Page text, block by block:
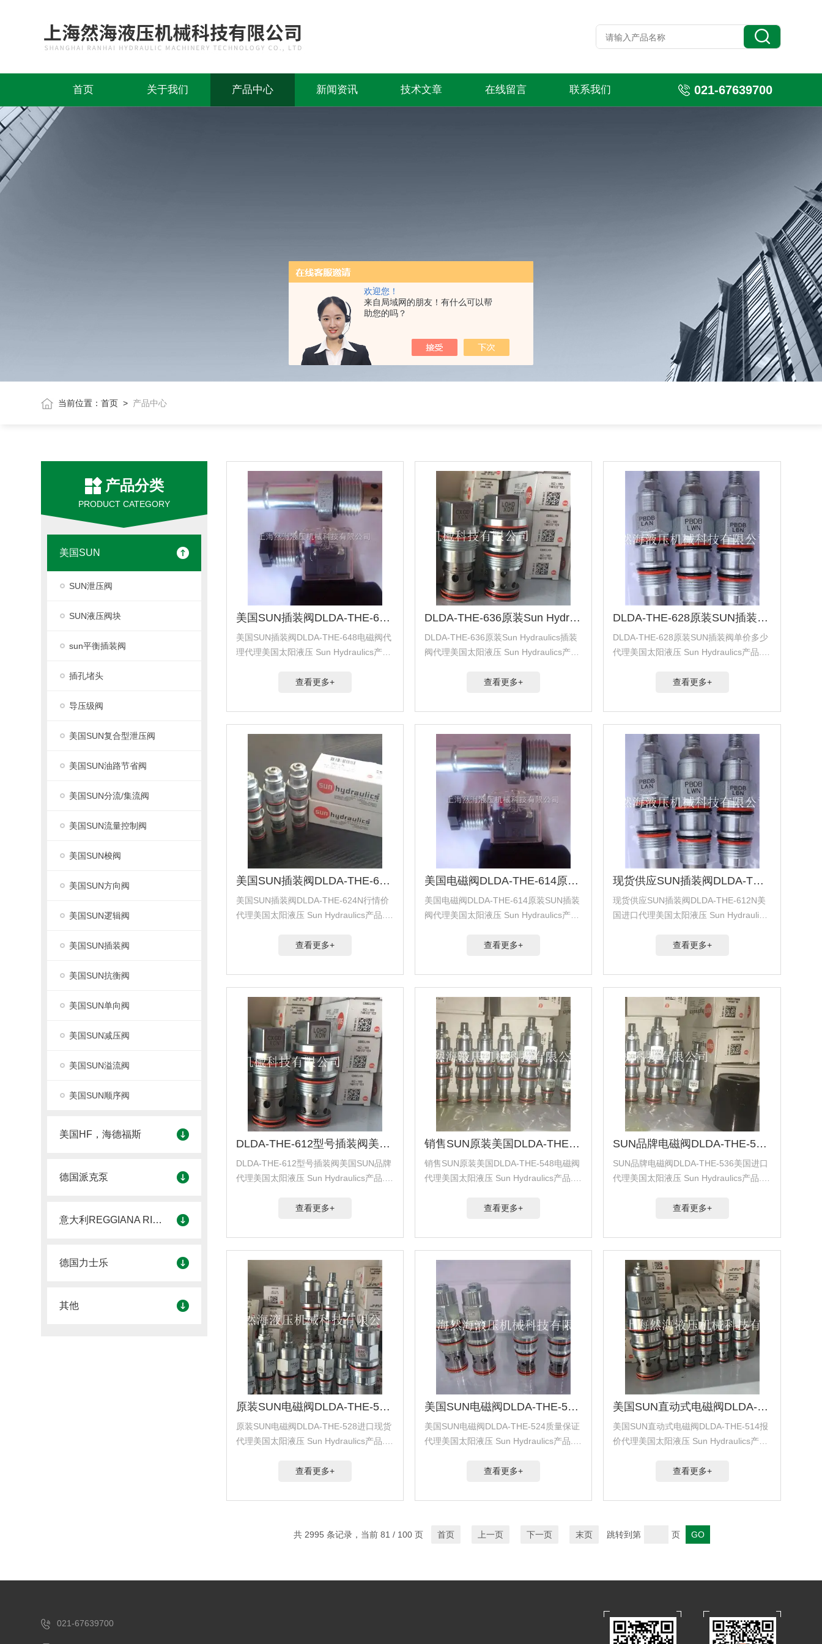
欢迎您！
来自局域网的朋友！有什么可以帮
助您的吗？
首页 关于我们 产品中心 新闻资讯 技术文章 在线留言 联系我们 021-67639700
当前位置：首页 > 产品中心
产品分类
PRODUCT CATEGORY
美国SUN
SUN泄压阀
SUN液压阀块
sun平衡插装阀
插孔堵头
导压级阀
美国SUN复合型泄压阀
美国SUN油路节省阀
美国SUN分流/集流阀
美国SUN流量控制阀
美国SUN梭阀
美国SUN方向阀
美国SUN逻辑阀
美国SUN插装阀
美国SUN抗衡阀
美国SUN单向阀
美国SUN减压阀
美国SUN溢流阀
美国SUN顺序阀
美国HF，海德福斯
德国派克泵
意大利REGGIANA RIDUTTORI
德国力士乐
其他
美国SUN插装阀DLDA-THE-648电磁阀代理
美国SUN插装阀DLDA-THE-648电磁阀代
理代理美国太阳液压 Sun Hydraulics产品.
美国科迈拓 Comatrol产品.代理德国派克
查看更多+
DLDA-THE-636原装Sun Hydraulics插装阀
DLDA-THE-636原装Sun Hydraulics插装
阀代理美国太阳液压 Sun Hydraulics产品.
美国科迈拓 Comatrol产品.代...
查看更多+
DLDA-THE-628原装SUN插装阀单价多少
DLDA-THE-628原装SUN插装阀单价多少
代理美国太阳液压 Sun Hydraulics产品.代
国科迈拓 Comatrol产品.代理德国派克柱
查看更多+
美国SUN插装阀DLDA-THE-624N行情价
美国SUN插装阀DLDA-THE-624N行情价
代理美国太阳液压 Sun Hydraulics产品.代
国科迈拓 Comatrol产品.代理德国派克柱
查看更多+
美国电磁阀DLDA-THE-614原装SUN插装阀
美国电磁阀DLDA-THE-614原装SUN插装
阀代理美国太阳液压 Sun Hydraulics产品.
美国科迈拓 Comatrol产品.代理德国派克
查看更多+
现货供应SUN插装阀DLDA-THE-612N美国进口
现货供应SUN插装阀DLDA-THE-612N美
国进口代理美国太阳液压 Sun Hydraulics
品.代理美国科迈拓 Comatrol产品.代理德
查看更多+
DLDA-THE-612型号插装阀美国SUN品牌
DLDA-THE-612型号插装阀美国SUN品牌
代理美国太阳液压 Sun Hydraulics产品.代
国科迈拓 Comatrol产品.代理德国派克柱
查看更多+
销售SUN原装美国DLDA-THE-548电磁阀
销售SUN原装美国DLDA-THE-548电磁阀
代理美国太阳液压 Sun Hydraulics产品.代
国科迈拓 Comatrol产品.代理德国派克柱
查看更多+
SUN品牌电磁阀DLDA-THE-536美国进口
SUN品牌电磁阀DLDA-THE-536美国进口
代理美国太阳液压 Sun Hydraulics产品.代
国科迈拓 Comatrol产品.代理德国派克柱
查看更多+
原装SUN电磁阀DLDA-THE-528进口现货
原装SUN电磁阀DLDA-THE-528进口现货
代理美国太阳液压 Sun Hydraulics产品.代
国科迈拓 Comatrol产品.代理德国派克柱
查看更多+
美国SUN电磁阀DLDA-THE-524质量保证
美国SUN电磁阀DLDA-THE-524质量保证
代理美国太阳液压 Sun Hydraulics产品.代
国科迈拓 Comatrol产品.代理德国派克柱
查看更多+
美国SUN直动式电磁阀DLDA-THE-514报价
美国SUN直动式电磁阀DLDA-THE-514报
价代理美国太阳液压 Sun Hydraulics产品.
美国科迈拓 Comatrol产品.代理德国派克
查看更多+
共 2995 条记录，当前 81 / 100 页 首页 上一页 下一页 末页 跳转到第 页
021-67639700